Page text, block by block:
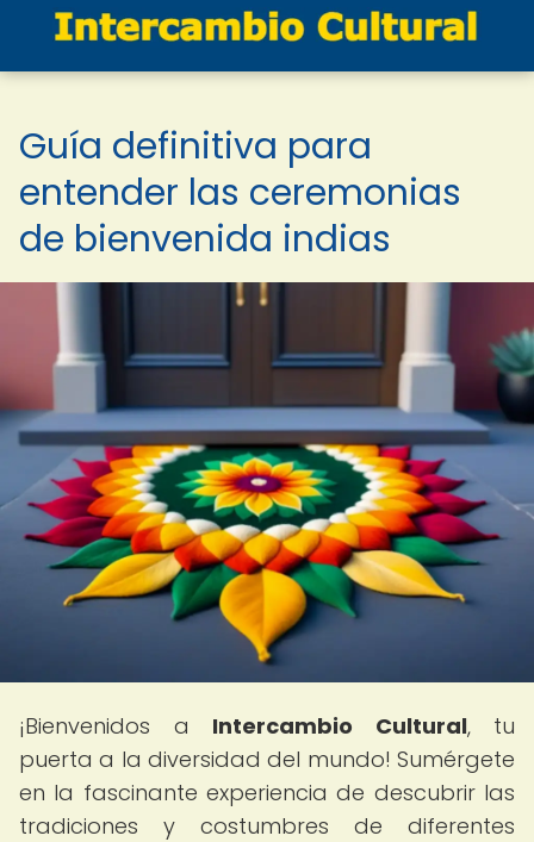
Guía definitiva para
entender las ceremonias
de bienvenida indias
¡Bienvenidos a Intercambio Cultural, tu
puerta a la diversidad del mundo! Sumérgete
en la fascinante experiencia de descubrir las
tradiciones y costumbres de diferentes